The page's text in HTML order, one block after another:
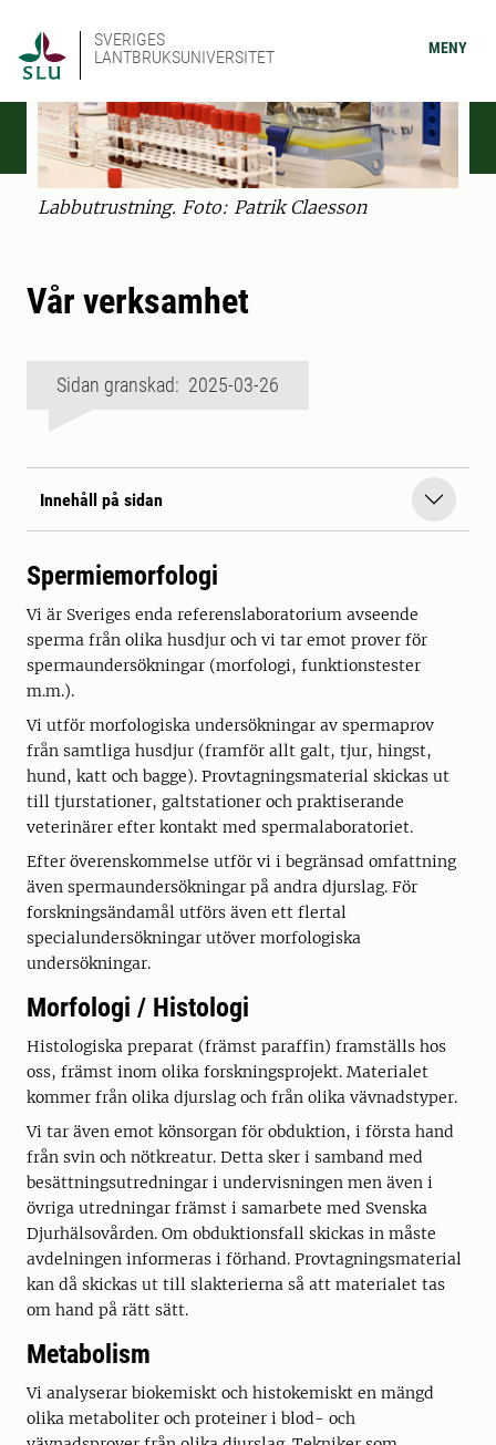
SVERIGES
LANTBRUKSUNIVERSITET
MENY
Labbutrustning. Foto: Patrik Claesson
Vår verksamhet
Sidan granskad: 2025-03-26
Innehåll på sidan
Spermiemorfologi
Vi är Sveriges enda referenslaboratorium avseende
sperma från olika husdjur och vi tar emot prover för
spermaundersökningar (morfologi, funktionstester
m.m.).
Vi utför morfologiska undersökningar av spermaprov
från samtliga husdjur (framför allt galt, tjur, hingst,
hund, katt och bagge). Provtagningsmaterial skickas ut
till tjurstationer, galtstationer och praktiserande
veterinärer efter kontakt med spermalaboratoriet.
Efter överenskommelse utför vi i begränsad omfattning
även spermaundersökningar på andra djurslag. För
forskningsändamål utförs även ett flertal
specialundersökningar utöver morfologiska
undersökningar.
Morfologi / Histologi
Histologiska preparat (främst paraffin) framställs hos
oss, främst inom olika forskningsprojekt. Materialet
kommer från olika djurslag och från olika vävnadstyper.
Vi tar även emot könsorgan för obduktion, i första hand
från svin och nötkreatur. Detta sker i samband med
besättningsutredningar i undervisningen men även i
övriga utredningar främst i samarbete med Svenska
Djurhälsovården. Om obduktionsfall skickas in måste
avdelningen informeras i förhand. Provtagningsmaterial
kan då skickas ut till slakterierna så att materialet tas
om hand på rätt sätt.
Metabolism
Vi analyserar biokemiskt och histokemiskt en mängd
olika metaboliter och proteiner i blod- och